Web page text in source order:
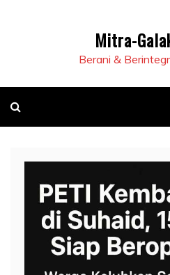
Mitra-
Berani &